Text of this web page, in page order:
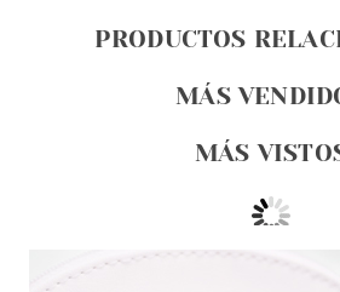
PRODUCTOS
MÁS
MÁS